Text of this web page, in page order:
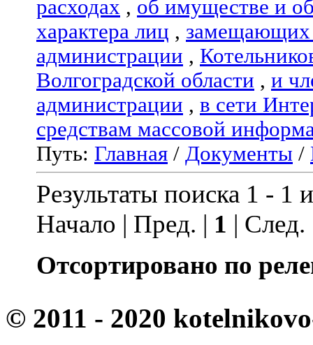
расходах , об имуществе и
характера лиц , замещающих
администрации ,
Волгоградской области , и
администрации , в сети
средствам массовой
Путь: Главная / Документы /
Результаты поиска 1 - 1
Начало | Пред. | 1 |
Отсортировано по
© 2011 - 2020